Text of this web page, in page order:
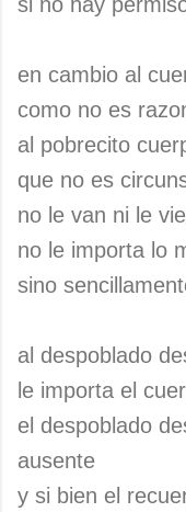
en cambio al
como no es
al pobrecito
que no es
no le van ni le
no le importa lo
sino
al despoblado
le importa el
el despoblado
ausente
y si bien el